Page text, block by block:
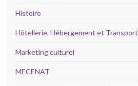
Histoire
Hôtellerie, Hébergement et Transport
Marketing culturel
MECENAT